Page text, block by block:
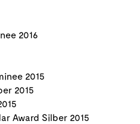
2016
2015
2015
Award Silber 2015